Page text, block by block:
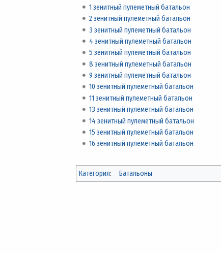
1 зенитный пулеметный батальон
2 зенитный пулеметный батальон
3 зенитный пулеметный батальон
4 зенитный пулеметный батальон
5 зенитный пулеметный батальон
8 зенитный пулеметный батальон
9 зенитный пулеметный батальон
10 зенитный пулеметный батальон
11 зенитный пулеметный батальон
13 зенитный пулеметный батальон
14 зенитный пулеметный батальон
15 зенитный пулеметный батальон
16 зенитный пулеметный батальон
Категория: Батальоны